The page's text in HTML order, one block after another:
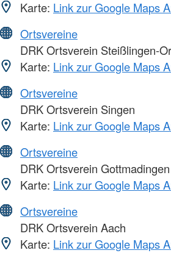
Karte: Link zur Google Maps
Ortsvereine
DRK Ortsverein Steißlingen-
Karte: Link zur Google Maps
Ortsvereine
DRK Ortsverein Singen
Karte: Link zur Google Maps
Ortsvereine
DRK Ortsverein Gottmadingen
Karte: Link zur Google Maps
Ortsvereine
DRK Ortsverein Aach
Karte: Link zur Google Maps